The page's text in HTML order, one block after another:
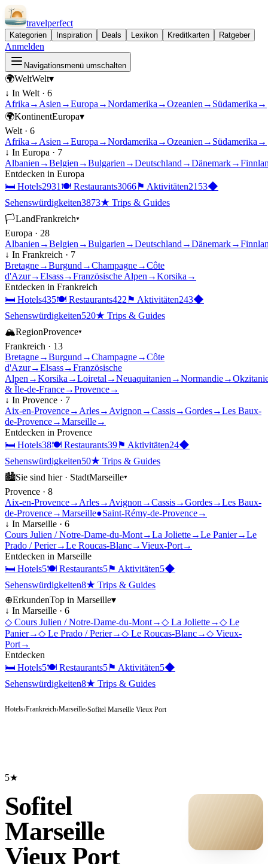
travelperfect
Kategorien Inspiration Deals Lexikon Kreditkarten Ratgeber
Anmelden
Navigationsmenü umschalten
🌍WeltWelt▾
↓ In Welt · 6
Afrika → Asien →Europa →Nordamerika →Ozeanien → Südamerika →
🌍KontinentEuropa▾
Welt · 6
Afrika → Asien →Europa →Nordamerika →Ozeanien → Südamerika →
↓ In Europa · 7
Albanien →Belgien →Bulgarien →Deutschland →Dänemark→
Entdecken in Europa
🛏 Hotels2931 🍽 Restaurants3066⚑ Aktivitäten2153◆
Sehenswürdigkeiten3873★ Trips & Guides
🏳LandFrankreich▾
Europa · 28
Albanien →Belgien →Bulgarien →Deutschland →Dänemark→
↓ In Frankreich · 7
Bretagne→Burgund →Champagne→Côte
d'Azur→Elsass→Französische Alpen →Korsika →
Entdecken in Frankreich
🛏 Hotels435🍽 Restaurants422⚑ Aktivitäten243◆
Sehenswürdigkeiten520★ Trips & Guides
🏔RegionProvence▾
Frankreich · 13
Bretagne→Burgund →Champagne→Côte
d'Azur→Elsass→Französische
Alpen →Korsika →Loiretal →Neuaquitanien →Normandie→
& Île-de-France→Provence→
↓ In Provence · 7
Aix-en-Provence→ Arles→ Avignon →Cassis→Gordes→Les Baux-
de-Provence→Marseille→
Entdecken in Provence
🛏 Hotels38🍽 Restaurants39⚑ Aktivitäten24◆
Sehenswürdigkeiten50★ Trips & Guides
🏙Sie sind hier · StadtMarseille▾
Provence · 8
Aix-en-Provence→ Arles→ Avignon →Cassis→Gordes→Les Baux-
de-Provence→Marseille●Saint-Rémy-de-Provence→
↓ In Marseille · 6
Cours Julien / Notre-Dame-du-Mont→La Joliette→Le Panier→Le
Prado / Perier→Le Roucas-Blanc→Vieux-Port→
Entdecken in Marseille
🛏 Hotels5🍽 Restaurants5⚑ Aktivitäten5◆
Sehenswürdigkeiten8★ Trips & Guides
⊕ErkundenTop in Marseille▾
↓ In Marseille · 6
◇ Cours Julien / Notre-Dame-du-Mont→◇ La Joliette→◇ Le
Panier→◇ Le Prado / Perier→◇ Le Roucas-Blanc→◇ Vieux-
Port→
Entdecken
🛏 Hotels5🍽 Restaurants5⚑ Aktivitäten5◆
Sehenswürdigkeiten8★ Trips & Guides
Hotels›Frankreich›Marseille›Sofitel Marseille Vieux Port
5★
Sofitel
Marseille
Vieux Port